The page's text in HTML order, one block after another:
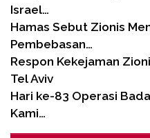
Israel…
Hamas Sebut Zionis
Pembebasan…
Respon Kekejaman
Tel Aviv
Hari ke-83 Operasi
Kami…